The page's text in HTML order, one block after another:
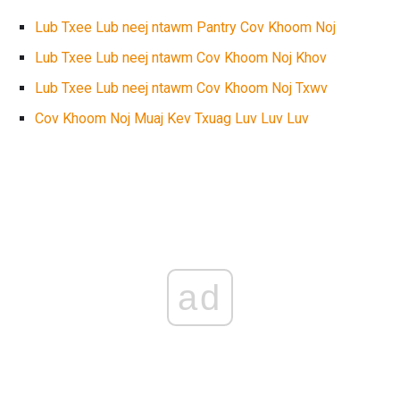
Lub Txee Lub neej ntawm Pantry Cov Khoom Noj
Lub Txee Lub neej ntawm Cov Khoom Noj Khov
Lub Txee Lub neej ntawm Cov Khoom Noj Txwv
Cov Khoom Noj Muaj Kev Txuag Luv Luv Luv
ad